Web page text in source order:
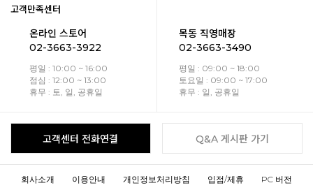
고객만족센터
온라인 스토어
02-3663-3922
평일 : 10:00 ~ 16:00
점심 : 12:00 ~ 13:00
휴무 : 토, 일, 공휴일
목동 직영매장
02-3663-3490
평일 : 09:00 ~ 18:00
토요일 : 09:00 ~ 17:00
휴무 : 일, 공휴일
고객센터 전화연결 Q&A 게시판 가기
회사소개 이용안내 개인정보처리방침 입점/제휴 PC 버전